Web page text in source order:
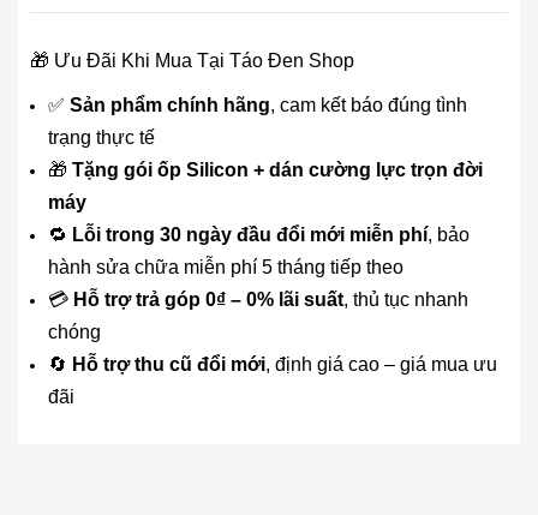
🎁 Ưu Đãi Khi Mua Tại Táo Đen Shop
✅ Sản phẩm chính hãng, cam kết báo đúng tình
trạng thực tế
🎁 Tặng gói ốp Silicon + dán cường lực trọn đời
máy
🔁 Lỗi trong 30 ngày đầu đổi mới miễn phí, bảo
hành sửa chữa miễn phí 5 tháng tiếp theo
💳 Hỗ trợ trả góp 0₫ – 0% lãi suất, thủ tục nhanh
chóng
🔄 Hỗ trợ thu cũ đổi mới, định giá cao – giá mua ưu
đãi